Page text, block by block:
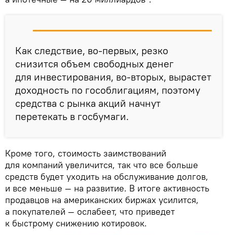
Как следствие, во-первых, резко
снизится объем свободных денег
для инвестирования, во-вторых, вырастет
доходность по гособлигациям, поэтому
средства с рынка акций начнут
перетекать в госбумаги.
Кроме того, стоимость заимствований
для компаний увеличится, так что все больше
средств будет уходить на обслуживание долгов,
и все меньше — на развитие. В итоге активность
продавцов на американских биржах усилится,
а покупателей — ослабеет, что приведет
к быстрому снижению котировок.